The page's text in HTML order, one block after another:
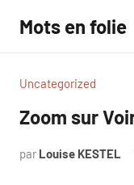
contenu
Mots en folie
Uncategorized
Zoom sur
par Louise KESTEL